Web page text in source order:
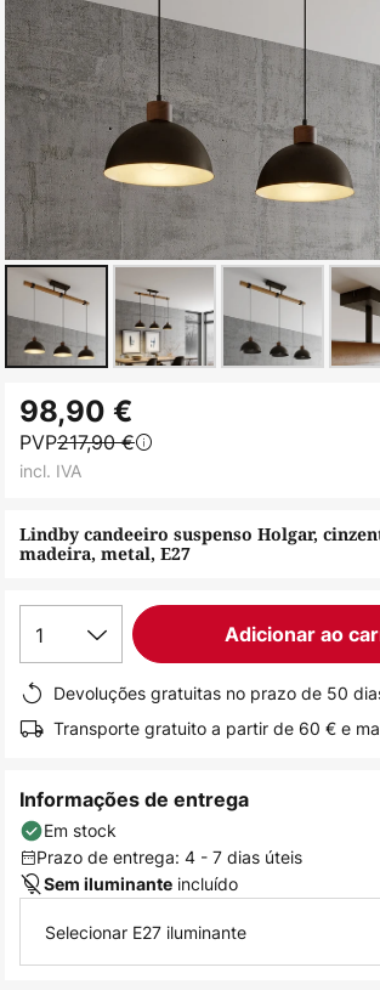
para
início
Galeria
de
imagens
Lindby candeeiro suspenso Holgar,
madeira, metal, E27
98,90 €
PVP217,90 €
incl. IVA
1 Adicionar ao
Devoluções gratuitas no prazo de 50
Transporte gratuito a partir de 60 € e
Informações de entrega
Em stock
Prazo de entrega: 4 - 7 dias úteis
Sem iluminante incluído
Selecionar E27 iluminante